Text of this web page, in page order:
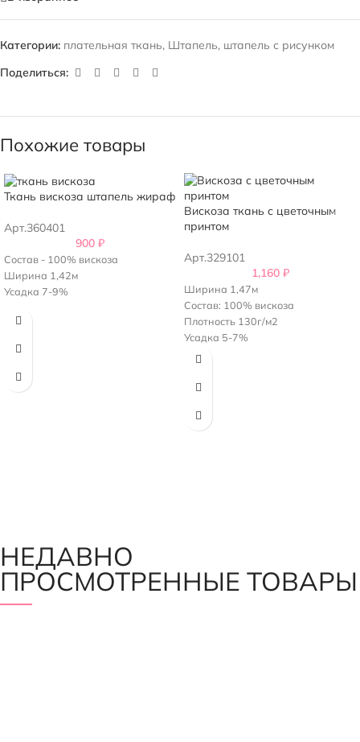
Категории: плательная ткань, Штапель, штапель с рисунком
Поделиться:
Похожие товары
Ткань вискоза штапель жираф
Арт.360401
900 ₽
Состав - 100% вискоза
Ширина 1,42м
Усадка 7-9%
Вискоза ткань с цветочным
принтом
Арт.329101
1,160 ₽
Ширина 1,47м
Состав: 100% вискоза
Плотность 130г/м2
Усадка 5-7%
Италия
НЕДАВНО
ПРОСМОТРЕННЫЕ ТОВАРЫ